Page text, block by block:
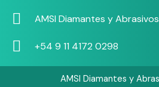
AMSI Diamantes y Abrasivos
+54 9 11 4172 0298
AMSI Diamantes y